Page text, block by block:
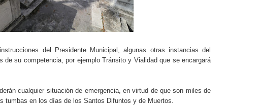
del Presidente Municipal, algunas otras instancias del
de su competencia, por ejemplo Tránsito y Vialidad que se encargará
cualquier situación de emergencia, en virtud de que son miles de
tumbas en los días de los Santos Difuntos y de Muertos.